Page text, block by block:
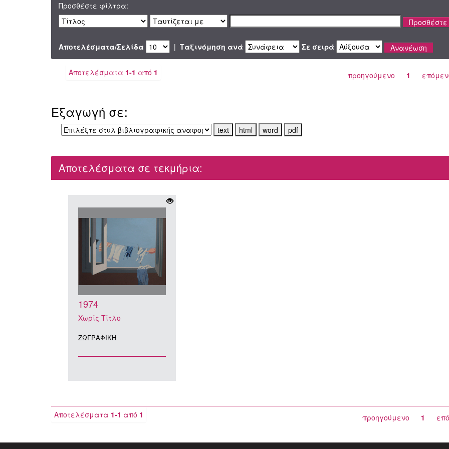
Προσθέστε φίλτρα:
Αποτελέσματα/Σελίδα | Ταξινόμηση ανά Σε σειρά
Αποτελέσματα 1-1 από 1 προηγούμενο 1
Εξαγωγή σε:
Αποτελέσματα σε τεκμήρια:
1974
Χωρίς Τίτλο
ΖΩΓΡΑΦΙΚΗ
Αποτελέσματα 1-1 από 1 προηγούμενο 1